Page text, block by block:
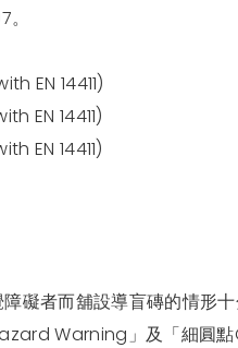
EN 14411)
EN 14411)
EN 14411)
礙者而舖設導盲磚的情形
Warning」及「細圓